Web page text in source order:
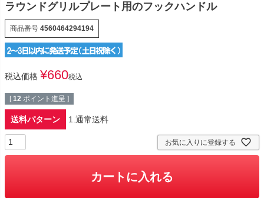
ラウンドグリルプレート用のフックハンドル
商品番号 4560464294194
税込価格 ¥660税込
[ 12 ポイント進呈 ]
送料パターン 1.通常送料
お気に入りに登録する
カートに入れる